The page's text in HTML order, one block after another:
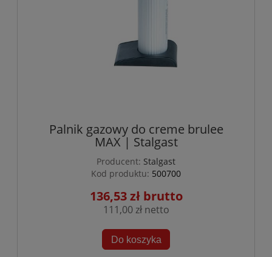
Palnik gazowy do creme brulee
MAX | Stalgast
Producent: Stalgast
Kod produktu: 500700
136,53 zł
111,00 zł
Do koszyka